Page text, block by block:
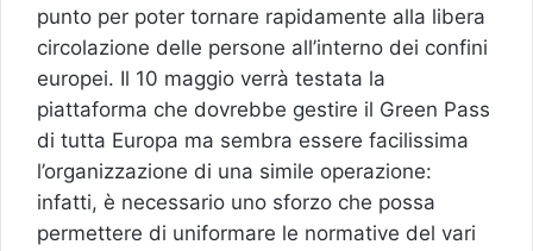
punto per poter tornare rapidamente alla libera
circolazione delle persone all’interno dei confini
europei. Il 10 maggio verrà testata la
piattaforma che dovrebbe gestire il Green Pass
di tutta Europa ma sembra essere facilissima
l’organizzazione di una simile operazione:
infatti, è necessario uno sforzo che possa
permettere di uniformare le normative del vari